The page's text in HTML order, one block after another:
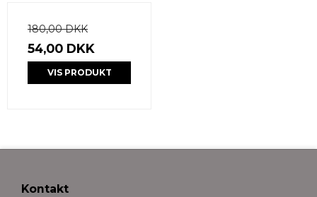
180,00 DKK
54,00 DKK
VIS PRODUKT
Kontakt